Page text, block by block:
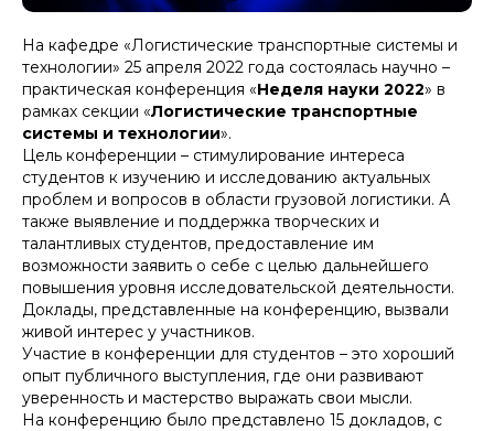
На кафедре «Логистические транспортные системы и
технологии» 25 апреля 2022 года состоялась научно –
практическая конференция «Неделя науки 2022» в
рамках секции «Логистические транспортные
системы и технологии».
Цель конференции – стимулирование интереса
студентов к изучению и исследованию актуальных
проблем и вопросов в области грузовой логистики. А
также выявление и поддержка творческих и
талантливых студентов, предоставление им
возможности заявить о себе с целью дальнейшего
повышения уровня исследовательской деятельности.
Доклады, представленные на конференцию, вызвали
живой интерес у участников.
Участие в конференции для студентов – это хороший
опыт публичного выступления, где они развивают
уверенность и мастерство выражать свои мысли.
На конференцию было представлено 15 докладов, с